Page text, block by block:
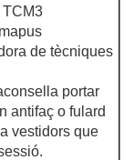
de tècniques
portar
antifaç o fulard
vestidors que